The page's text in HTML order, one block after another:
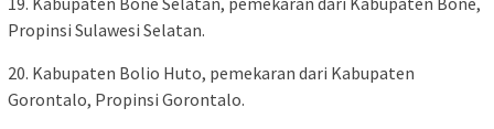
Propinsi Sulawesi Selatan.
20. Kabupaten Bolio Huto, pemekaran dari Kabupaten
Gorontalo, Propinsi Gorontalo.